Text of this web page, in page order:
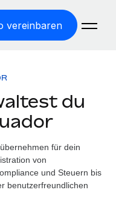
vereinbaren
für Niederlassungen
bei der Einstellung
berechnen
du
für dein
von
und Steuern bis
benutzerfreundlichen